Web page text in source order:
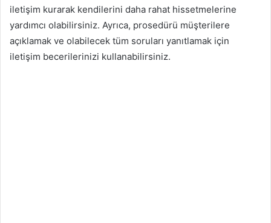
iletişim kurarak kendilerini daha rahat hissetmelerine
yardımcı olabilirsiniz. Ayrıca, prosedürü müşterilere
açıklamak ve olabilecek tüm soruları yanıtlamak için
iletişim becerilerinizi kullanabilirsiniz.